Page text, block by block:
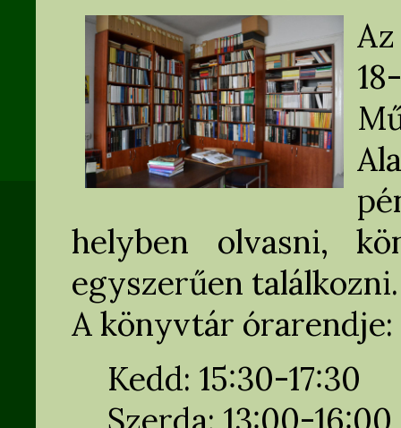
helyben olvasni,
egyszerűen találkozni.
A könyvtár órarendje:
Kedd: 15:30-17:30